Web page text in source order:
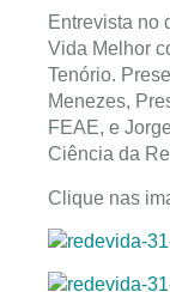
Entrevista no
Vida Melhor
Tenório.
Menezes,
FEAE, e
Ciência da
Clique nas